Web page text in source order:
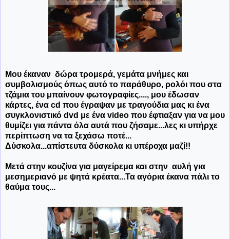
Μου έκαναν δώρα τρομερά, γεμάτα μνήμες και
συμβολισμούς όπως αυτό το παράθυρο, ρολόι που στα
τζάμια του μπαίνουν φωτογραφίες...., μου έδωσαν
κάρτες, ένα cd που έγραψαν με τραγούδια μας κι ένα
συγκλονιστικό dvd με ένα video που έφτιαξαν για να μου
θυμίζει για πάντα όλα αυτά που ζήσαμε...λες κι υπήρχε
περίπτωση να τα ξεχάσω ποτέ...
Δύσκολα...απίστευτα δύσκολα κι υπέροχα μαζί!!
Μετά στην κουζίνα για μαγείρεμα και στην αυλή για
μεσημεριανό με ψητά κρέατα...Τα αγόρια έκανα πάλι το
θαύμα τους...